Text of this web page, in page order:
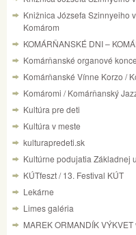
Knižnica Józsefa Szinnyeiho
Komárom
KOMÁRŇANSKÉ DNI –
Komárňanské organové
Komárňanské Vínne Korzo /
Komáromi / Komárňanský
Kultúra pre deti
Kultúra v meste
kulturapredeti.sk
Kultúrne podujatia Základnej
KÚTfeszt / 13. Festival KÚT
Lekárne
Limes galéria
MAREK ORMANDÍK VÝKVET